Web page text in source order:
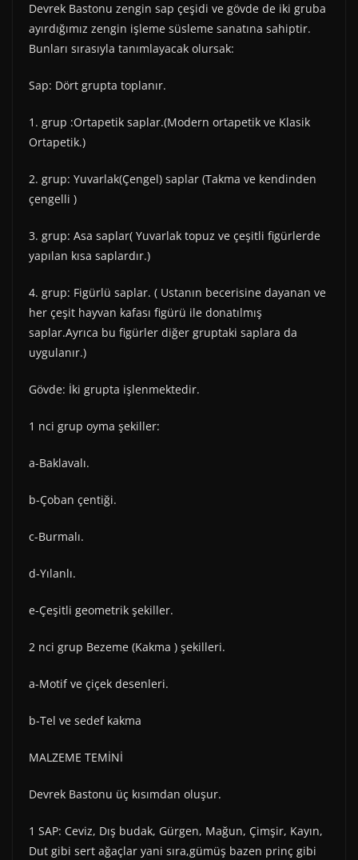
Devrek Bastonu zengin sap çeşidi ve gövde de iki gruba
ayırdığımız zengin işleme süsleme sanatına sahiptir.
Bunları sırasıyla tanımlayacak olursak:
Sap: Dört grupta toplanır.
1. grup :Ortapetik saplar.(Modern ortapetik ve Klasik
Ortapetik.)
2. grup: Yuvarlak(Çengel) saplar (Takma ve kendinden
çengelli )
3. grup: Asa saplar( Yuvarlak topuz ve çeşitli figürlerde
yapılan kısa saplardır.)
4. grup: Figürlü saplar. ( Ustanın becerisine dayanan ve
her çeşit hayvan kafası figürü ile donatılmış
saplar.Ayrıca bu figürler diğer gruptaki saplara da
uygulanır.)
Gövde: İki grupta işlenmektedir.
1 nci grup oyma şekiller:
a-Baklavalı.
b-Çoban çentiği.
c-Burmalı.
d-Yılanlı.
e-Çeşitli geometrik şekiller.
2 nci grup Bezeme (Kakma ) şekilleri.
a-Motif ve çiçek desenleri.
b-Tel ve sedef kakma
MALZEME TEMİNİ
Devrek Bastonu üç kısımdan oluşur.
1 SAP: Ceviz, Dış budak, Gürgen, Mağun, Çimşir, Kayın,
Dut gibi sert ağaçlar yani sıra,gümüş bazen prinç gibi